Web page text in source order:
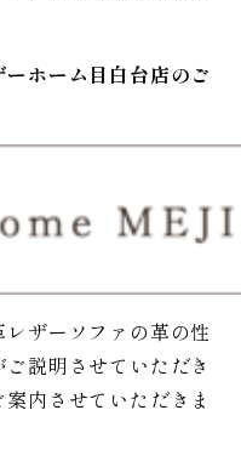
ホーム 目白台店のご
ザーソファの革の性
説明させていただき
内させていただきま